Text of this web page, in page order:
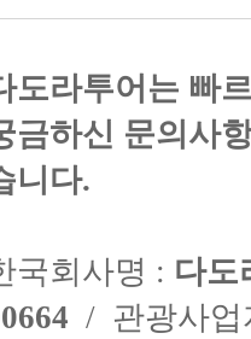
도라투어는 빠
금하신 문의사
니다.
국회사명 : 다도
/ 관광사